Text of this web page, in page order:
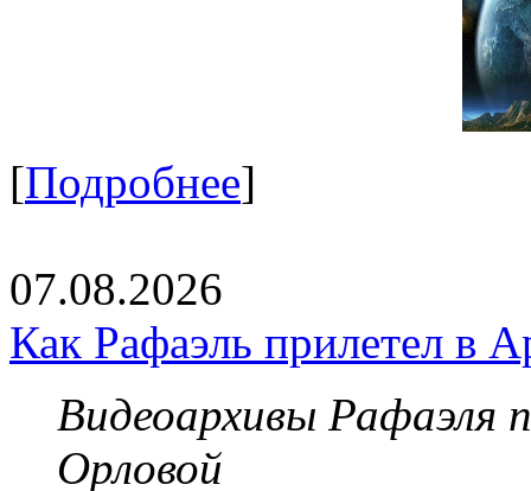
[Подробнее]
07.08.2026
Как Рафаэль прилетел в
Видеоархивы Рафаэля
Орловой